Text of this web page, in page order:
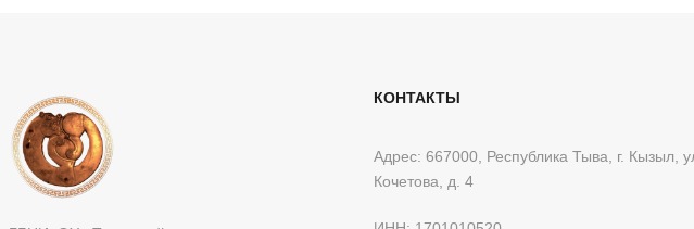
КОНТАКТЫ
Адрес: 667000, Республика Тыва, г. Кызыл,
Кочетова, д. 4